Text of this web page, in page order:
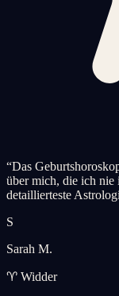
“Das
über mich, die ich nie
detaillierteste
S
Sarah M.
♈ Widder